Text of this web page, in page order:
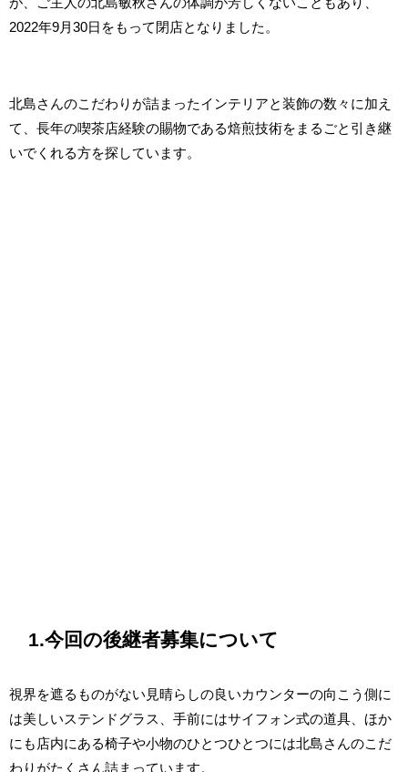
2022年9月30日をもって閉店となりました。
北島さんのこだわりが詰まったインテリアと装飾の数々に加え
て、長年の喫茶店経験の賜物である焙煎技術をまるごと引き継
いでくれる方を探しています。
1.今回の後継者募集について
視界を遮るものがない見晴らしの良いカウンターの向こう側に
は美しいステンドグラス、手前にはサイフォン式の道具、ほか
にも店内にある椅子や小物のひとつひとつには北島さんのこだ
わりがたくさん詰まっています。